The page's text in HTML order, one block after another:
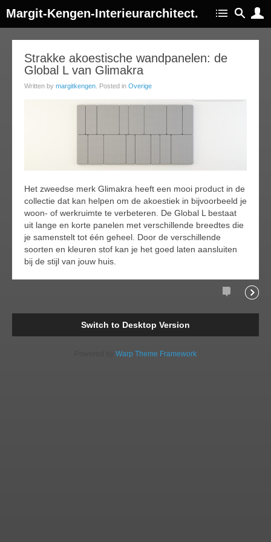
Margit-Kengen-Interieurarchitect.
Strakke akoestische wandpanelen: de
Global L van Glimakra
Written by margitkengen . Posted in Overige
Het zweedse merk Glimakra heeft een mooi product in de
collectie dat kan helpen om de akoestiek in bijvoorbeeld je
woon- of werkruimte te verbeteren. De Global L bestaat
uit lange en korte panelen met verschillende breedtes die
je samenstelt tot één geheel. Door de verschillende
soorten en kleuren stof kan je het goed laten aansluiten
bij de stijl van jouw huis.
Comments
Switch to Desktop Version
Warp Theme Framework